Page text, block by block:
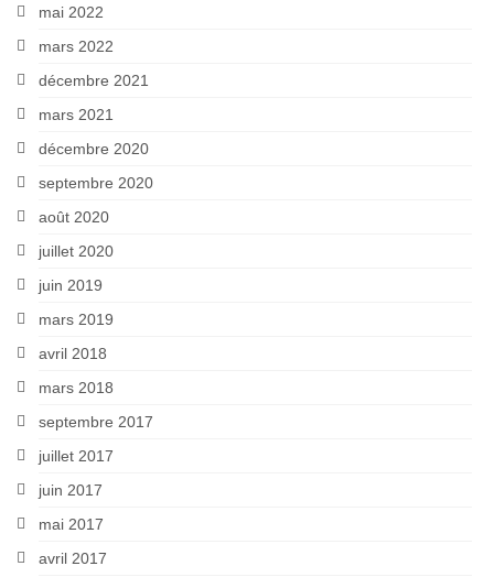
mai 2022
mars 2022
décembre 2021
mars 2021
décembre 2020
septembre 2020
août 2020
juillet 2020
juin 2019
mars 2019
avril 2018
mars 2018
septembre 2017
juillet 2017
juin 2017
mai 2017
avril 2017